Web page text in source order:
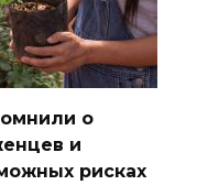
о
и
рисках